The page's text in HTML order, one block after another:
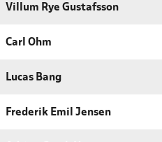
Villum Rye Gustafsson
Carl Ohm
Lucas Bang
Frederik Emil Jensen